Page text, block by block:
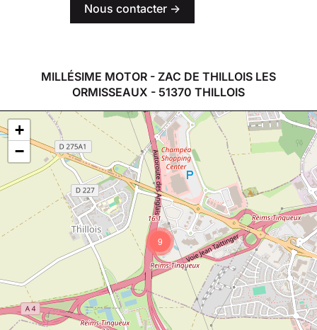
Nous contacter ->
MILLÉSIME MOTOR - ZAC DE THILLOIS LES
ORMISSEAUX - 51370 THILLOIS
9
+
−